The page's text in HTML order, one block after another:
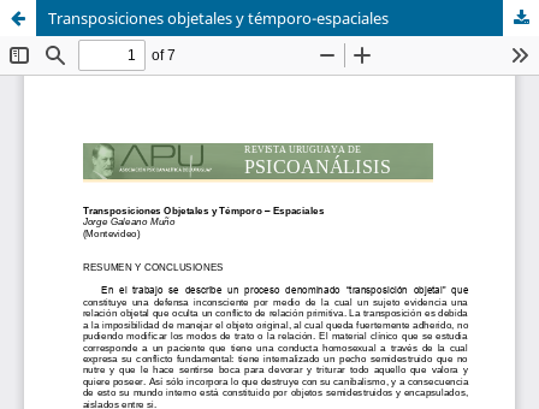
Transposiciones objetales y témporo-espaciales